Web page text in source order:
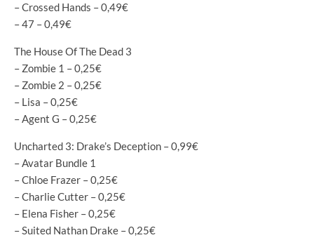
– Crossed Hands – 0,49€
– 47 – 0,49€
The House Of The Dead 3
– Zombie 1 – 0,25€
– Zombie 2 – 0,25€
– Lisa – 0,25€
– Agent G – 0,25€
Uncharted 3: Drake’s Deception – 0,99€
– Avatar Bundle 1
– Chloe Frazer – 0,25€
– Charlie Cutter – 0,25€
– Elena Fisher – 0,25€
– Suited Nathan Drake – 0,25€